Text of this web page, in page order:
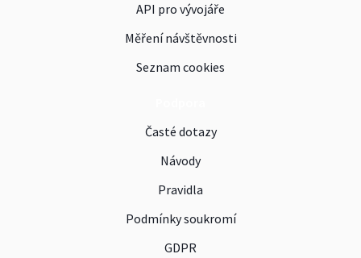
API pro vývojáře
Měření návštěvnosti
Seznam cookies
Časté dotazy
Návody
Pravidla
Podmínky soukromí
GDPR